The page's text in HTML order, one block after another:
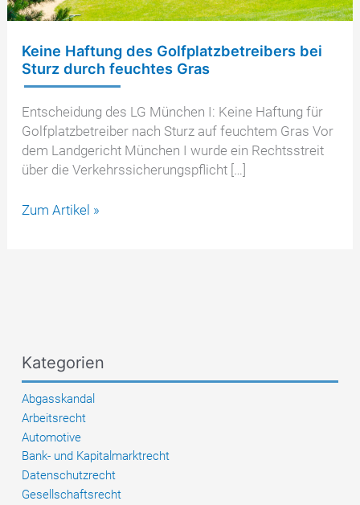
Keine Haftung des Golfplatzbetreibers bei
Sturz durch feuchtes Gras
Entscheidung des LG München I: Keine Haftung für
Golfplatzbetreiber nach Sturz auf feuchtem Gras Vor
dem Landgericht München I wurde ein Rechtsstreit
über die Verkehrssicherungspflicht […]
Keine
Gras
Zum Artikel »
Kategorien
Abgasskandal
Arbeitsrecht
Automotive
Bank- und Kapitalmarktrecht
Datenschutzrecht
Gesellschaftsrecht